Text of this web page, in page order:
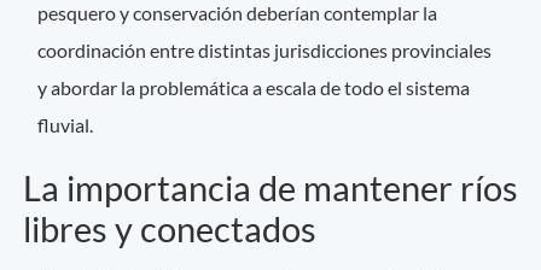
pesquero y conservación deberían contemplar la
coordinación entre distintas jurisdicciones provinciales
y abordar la problemática a escala de todo el sistema
fluvial.
La importancia de mantener ríos
libres y conectados